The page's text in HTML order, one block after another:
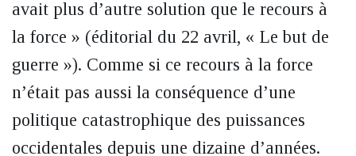
avait plus d’autre solution que le recours à
la force » (éditorial du 22 avril, « Le but de
guerre »). Comme si ce recours à la force
n’était pas aussi la conséquence d’une
politique catastrophique des puissances
occidentales depuis une dizaine d’années.